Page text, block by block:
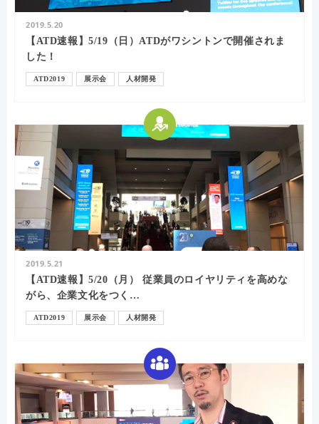
2019.5.20
【ATD速報】5/19（日）ATDがワシントンで開催されま
した！
ATD2019 展示会 人材開発
2019.5.21
【ATD速報】5/20（月） 従業員のロイヤリティを高めな
がら、企業文化をつく…
ATD2019 展示会 人材開発